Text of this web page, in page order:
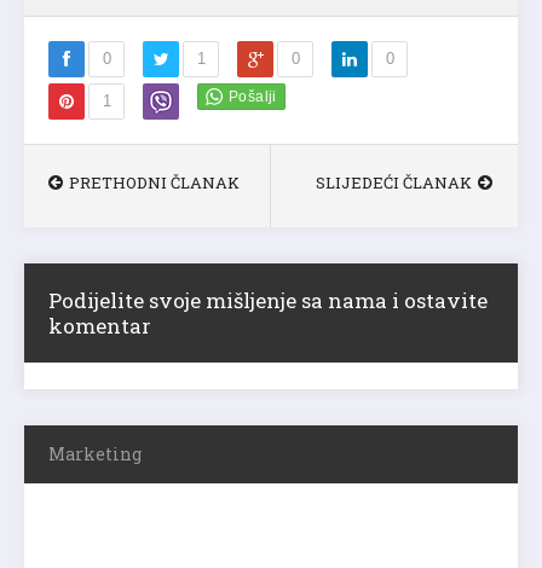
0 1 0 0
1
PRETHODNI ČLANAK SLIJEDEĆI ČLANAK
Podijelite svoje mišljenje sa nama i ostavite
komentar
Marketing